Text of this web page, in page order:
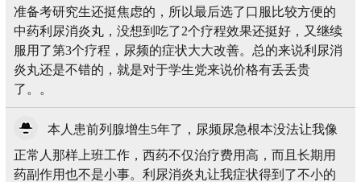
准备考研究生还挺焦虑的，所以最后选了口服比较方便的
中药利尿消炎丸，没想到吃了2个疗程效果还挺好，又继续
服用了第3个疗程，尿频的症状大大改善。总的来说利尿消
炎丸还是不错的，就是对于学生党来说价格有丢丢贵
了。。
本人患前列腺增生5年了，尿频尿急根本没法让我像
正常人那样上班工作，西药不仅治疗费用高，而且长期用
药副作用也不是小事。利尿消炎丸让我症状得到了不小的